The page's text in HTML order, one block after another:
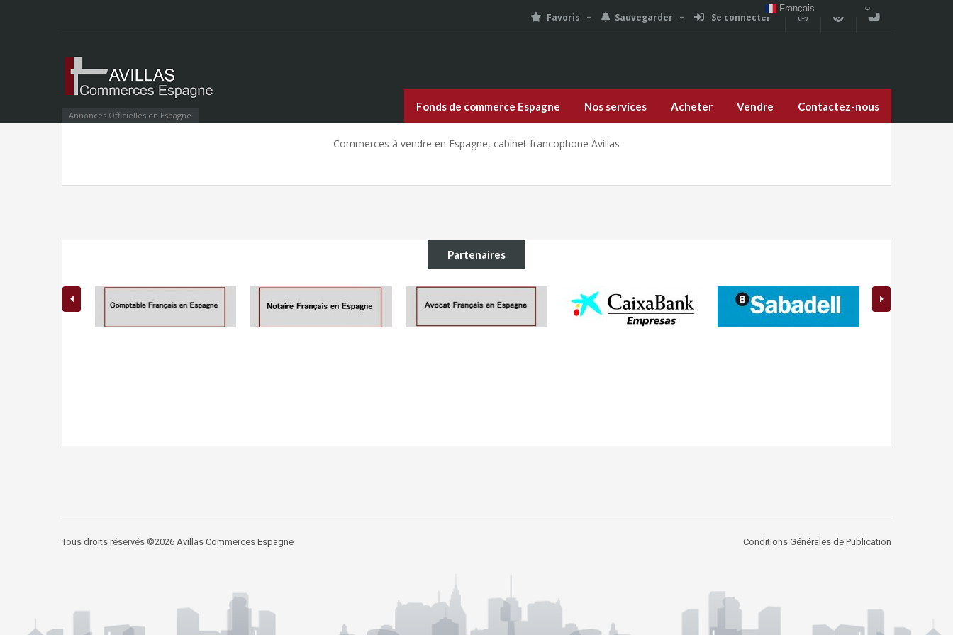
Favoris Sauvegarder Se connecter
Annonces Officielles en Espagne
Fonds de commerce Espagne Nos services Acheter Vendre Contactez-nous
Commerces à vendre en Espagne, cabinet francophone Avillas
Partenaires
Tous droits réservés ©2026 Avillas Commerces Espagne Conditions Générales de Publication
Français